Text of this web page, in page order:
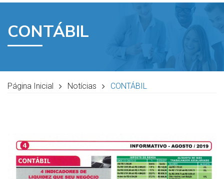
CONTÁBIL
Página Inicial Notícias CONTÁBIL